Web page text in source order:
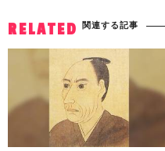
RELATED 関連する記事